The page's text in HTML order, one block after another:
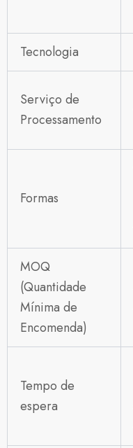
Tecnologia
Serviço de
Processamento
Formas
MOQ
(Quantidade
Mínima de
Encomenda)
Tempo de
espera